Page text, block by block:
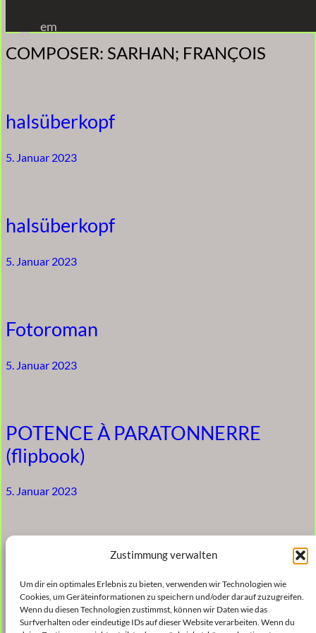
Zustimmung verwalten
Um dir ein optimales Erlebnis zu bieten, verwenden wir Technologien wie
Cookies, um Geräteinformationen zu speichern und/oder darauf zuzugreifen.
Wenn du diesen Technologien zustimmst, können wir Daten wie das
Surfverhalten oder eindeutige IDs auf dieser Website verarbeiten. Wenn du
Inhalt
springen
em
COMPOSER: SARHAN; FRANÇOIS
halsüberkopf
5. Januar 2023
halsüberkopf
5. Januar 2023
Fotoroman
5. Januar 2023
POTENCE À PARATONNERRE
(flipbook)
5. Januar 2023
Bon Pied Bel Oeil
5. Januar 2023